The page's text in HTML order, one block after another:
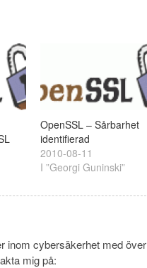
OpenSSL – Sårbarhet
identifierad
2010-08-11
I ”Georgi Guninski”
inom cybersäkerhet med över
mig på: